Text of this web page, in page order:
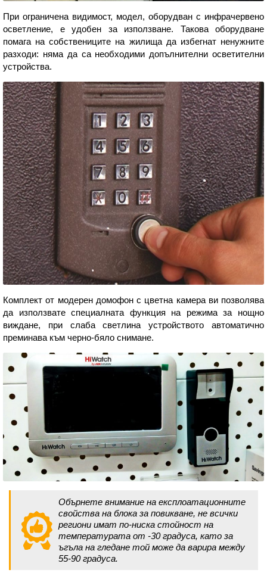
При ограничена видимост, модел, оборудван с инфрачервено
осветление, е удобен за използване. Такова оборудване
помага на собствениците на жилища да избегнат ненужните
разходи: няма да са необходими допълнителни осветителни
устройства.
Комплект от модерен домофон с цветна камера ви позволява
да използвате специалната функция на режима за нощно
виждане, при слаба светлина устройството автоматично
преминава към черно-бяло снимане.
Обърнете внимание на експлоатационните
свойства на блока за повикване, не всички
региони имат по-ниска стойност на
температурата от -30 градуса, като за
ъгъла на гледане той може да варира между
55-90 градуса.